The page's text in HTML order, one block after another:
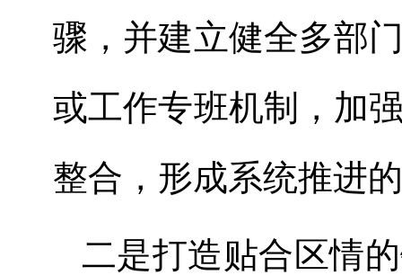
骤 ，并建立健全多部
或工作专班机制，加
整合，形成系统推进
二是打造贴合区情